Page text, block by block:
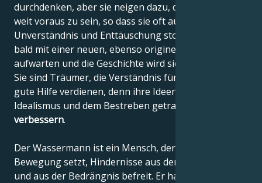
durchdenken, aber sie neigen dazu, dem Gewohnten
weit voraus zu sein, so dass sie oft auf
Unverständnis und Enttäuschung stoßen; sie werden
bald mit einer neuen, ebenso originellen Idee
aufwarten und die Geschichte wird sich wiederholen.
Sie sind Träumer, die Verständnis für andere und
gute Hilfe verdienen, denn ihre Ideen sind von tiefem
Idealismus und dem Bestreben getragen,
verbessern.
Der Wassermann ist ein Mensch, der Dinge in
Bewegung setzt, Hindernisse aus dem Weg räumt
und aus der Bedrängnis befreit. Er hat eine große